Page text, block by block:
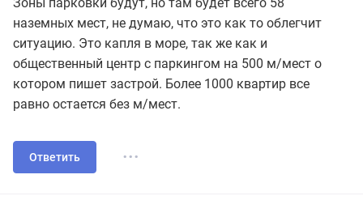
Зоны парковки будут, но там будет всего 58
наземных мест, не думаю, что это как то облегчит
ситуацию. Это капля в море, так же как и
общественный центр с паркингом на 500 м/мест о
котором пишет застрой. Более 1000 квартир все
равно остается без м/мест.
Ответить ...